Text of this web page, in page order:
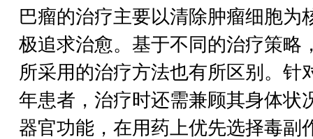
巴瘤的治疗主要以清除肿瘤细胞为
极追求治愈。基于不同的治疗策略
所采用的治疗方法也有所区别。针
年患者，治疗时还需兼顾其身体状
器官功能，在用药上优先选择毒副